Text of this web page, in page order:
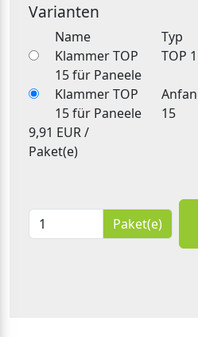
Varianten
Name Typ
Klammer TOP
15 für Paneele
TOP
Klammer TOP
15 für Paneele
15
9,91 EUR /
Paket(e)
Paket(e)